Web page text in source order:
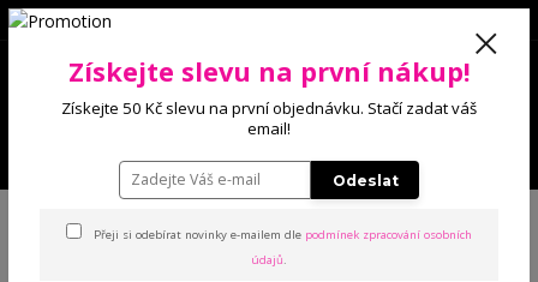
0 Kč
Získejte slevu na první nákup!
Získejte 50 Kč slevu na první objednávku. Stačí zadat váš
email!
Odeslat
Přeji si odebírat novinky e-mailem dle podmínek zpracování osobních
údajů.